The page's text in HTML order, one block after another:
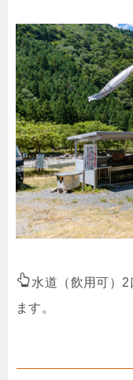
水道（飲用可）
ます。